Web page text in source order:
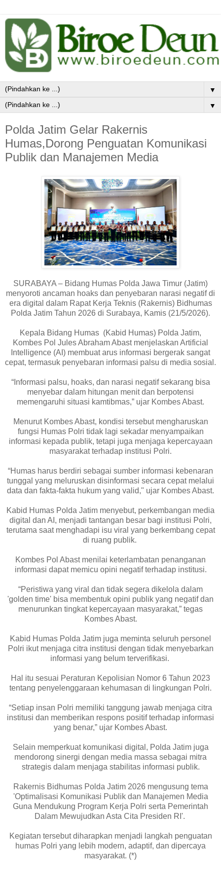
▼
▼
Polda Jatim Gelar Rakernis
Humas,Dorong Penguatan Komunikasi
Publik dan Manajemen Media
SURABAYA – Bidang Humas Polda Jawa Timur (Jatim)
menyoroti ancaman hoaks dan penyebaran narasi negatif di
era digital dalam Rapat Kerja Teknis (Rakernis) Bidhumas
Polda Jatim Tahun 2026 di Surabaya, Kamis (21/5/2026).
Kepala Bidang Humas (Kabid Humas) Polda Jatim,
Kombes Pol Jules Abraham Abast menjelaskan Artificial
Intelligence (AI) membuat arus informasi bergerak sangat
cepat, termasuk penyebaran informasi palsu di media sosial.
“Informasi palsu, hoaks, dan narasi negatif sekarang bisa
menyebar dalam hitungan menit dan berpotensi
memengaruhi situasi kamtibmas,” ujar Kombes Abast.
Menurut Kombes Abast, kondisi tersebut mengharuskan
fungsi Humas Polri tidak lagi sekadar menyampaikan
informasi kepada publik, tetapi juga menjaga kepercayaan
masyarakat terhadap institusi Polri.
“Humas harus berdiri sebagai sumber informasi kebenaran
tunggal yang meluruskan disinformasi secara cepat melalui
data dan fakta-fakta hukum yang valid," ujar Kombes Abast.
Kabid Humas Polda Jatim menyebut, perkembangan media
digital dan AI, menjadi tantangan besar bagi institusi Polri,
terutama saat menghadapi isu viral yang berkembang cepat
di ruang publik.
Kombes Pol Abast menilai keterlambatan penanganan
informasi dapat memicu opini negatif terhadap institusi.
“Peristiwa yang viral dan tidak segera dikelola dalam
'golden time' bisa membentuk opini publik yang negatif dan
menurunkan tingkat kepercayaan masyarakat,” tegas
Kombes Abast.
Kabid Humas Polda Jatim juga meminta seluruh personel
Polri ikut menjaga citra institusi dengan tidak menyebarkan
informasi yang belum terverifikasi.
Hal itu sesuai Peraturan Kepolisian Nomor 6 Tahun 2023
tentang penyelenggaraan kehumasan di lingkungan Polri.
“Setiap insan Polri memiliki tanggung jawab menjaga citra
institusi dan memberikan respons positif terhadap informasi
yang benar,” ujar Kombes Abast.
Selain memperkuat komunikasi digital, Polda Jatim juga
mendorong sinergi dengan media massa sebagai mitra
strategis dalam menjaga stabilitas informasi publik.
Rakernis Bidhumas Polda Jatim 2026 mengusung tema
'Optimalisasi Komunikasi Publik dan Manajemen Media
Guna Mendukung Program Kerja Polri serta Pemerintah
Dalam Mewujudkan Asta Cita Presiden RI'.
Kegiatan tersebut diharapkan menjadi langkah penguatan
humas Polri yang lebih modern, adaptif, dan dipercaya
masyarakat. (*)